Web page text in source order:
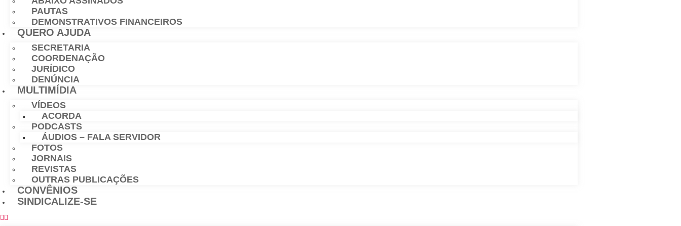
PAUTAS
DEMONSTRATIVOS FINANCEIROS
QUERO AJUDA
SECRETARIA
COORDENAÇÃO
JURÍDICO
DENÚNCIA
MULTIMÍDIA
VÍDEOS
ACORDA
PODCASTS
ÁUDIOS – FALA SERVIDOR
FOTOS
JORNAIS
REVISTAS
OUTRAS PUBLICAÇÕES
CONVÊNIOS
SINDICALIZE-SE